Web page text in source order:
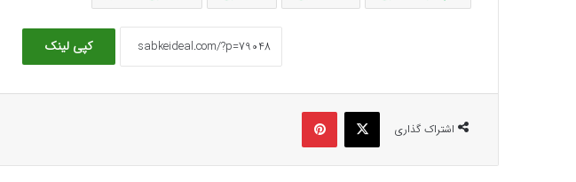
کپی لینک
اشتراک گذاری
ایکس پینتریست